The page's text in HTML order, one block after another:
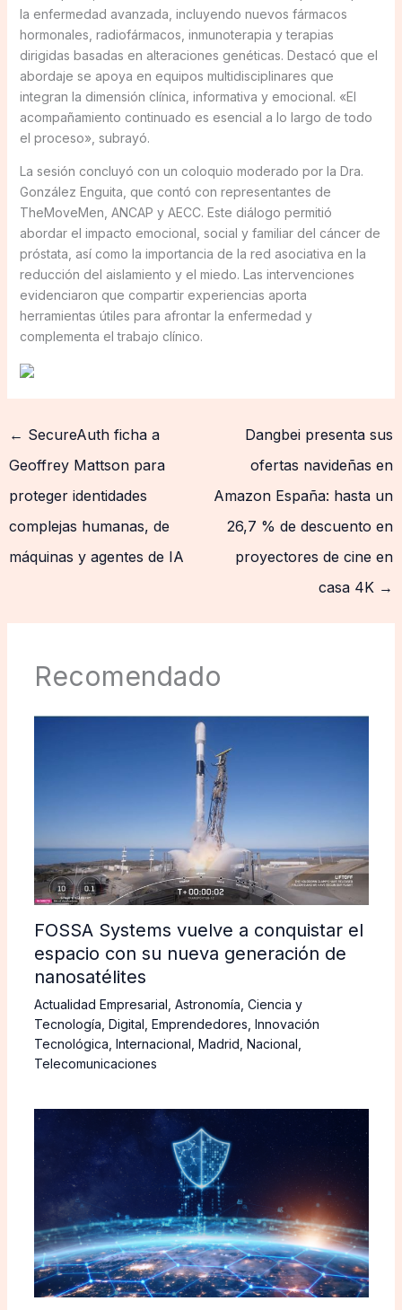
la enfermedad avanzada, incluyendo nuevos fármacos
hormonales, radiofármacos, inmunoterapia y terapias
dirigidas basadas en alteraciones genéticas. Destacó que el
abordaje se apoya en equipos multidisciplinares que
integran la dimensión clínica, informativa y emocional. «El
acompañamiento continuado es esencial a lo largo de todo
el proceso», subrayó.
La sesión concluyó con un coloquio moderado por la Dra.
González Enguita, que contó con representantes de
TheMoveMen, ANCAP y AECC. Este diálogo permitió
abordar el impacto emocional, social y familiar del cáncer de
próstata, así como la importancia de la red asociativa en la
reducción del aislamiento y el miedo. Las intervenciones
evidenciaron que compartir experiencias aporta
herramientas útiles para afrontar la enfermedad y
complementa el trabajo clínico.
← SecureAuth ficha a
Geoffrey Mattson para
proteger identidades
complejas humanas, de
máquinas y agentes de IA
Dangbei presenta sus
ofertas navideñas en
Amazon España: hasta un
26,7 % de descuento en
proyectores de cine en
casa 4K →
Recomendado
FOSSA Systems vuelve a conquistar el
espacio con su nueva generación de
nanosatélites
Actualidad Empresarial Astronomía Ciencia y
Tecnología Digital Emprendedores Innovación
Tecnológica Internacional Madrid Nacional
Telecomunicaciones